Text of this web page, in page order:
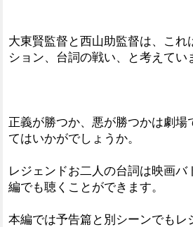
大東賢監督と西山助監督は、これ
ション、台詞の戦い、と考えてい
正義が勝つか、悪が勝つかは劇場
てはいかがでしょうか。
レジェンドお二人の台詞は映画バ
編でも聴くことができます。
本編では予告篇と別シーンでもレ